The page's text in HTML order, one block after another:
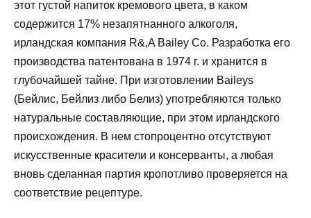
этот густой напиток кремового цвета, в каком
содержится 17% незапятнанного алкоголя,
ирландская компания R&,A Bailey Co. Разработка его
производства патентована в 1974 г. и хранится в
глубочайшей тайне. При изготовлении Baileys
(Бейлис, Бейлиз либо Белиз) употребляются только
натуральные составляющие, при этом ирландского
происхождения. В нем стопроцентно отсутствуют
искусственные красители и консерванты, а любая
вновь сделанная партия кропотливо проверяется на
соответствие рецептуре.